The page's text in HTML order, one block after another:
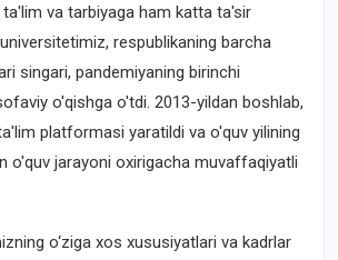
va tarbiyaga ham katta ta'sir
respublikaning barcha
singari, pandemiyaning birinchi
o'qishga o'tdi. 2013-yildan boshlab,
platformasi yaratildi va o'quv yilining
o'quv jarayoni oxirigacha muvaffaqiyatli
o‘ziga xos xususiyatlari va kadrlar